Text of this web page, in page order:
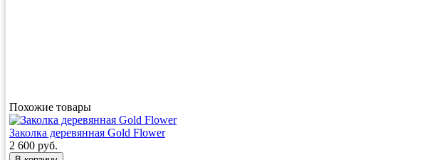
Похожие товары
Заколка деревянная Gold Flower
2 600 руб.